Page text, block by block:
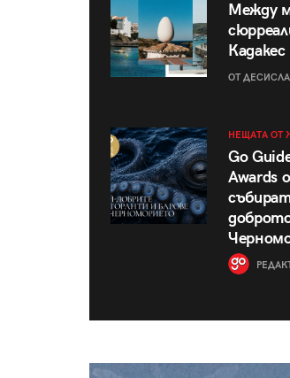
Между
Кадакес
ОТ
НЕЩАТА ОТ
Go
Awards